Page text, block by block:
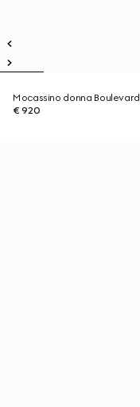
Mocassino donna Boulevard
€ 920